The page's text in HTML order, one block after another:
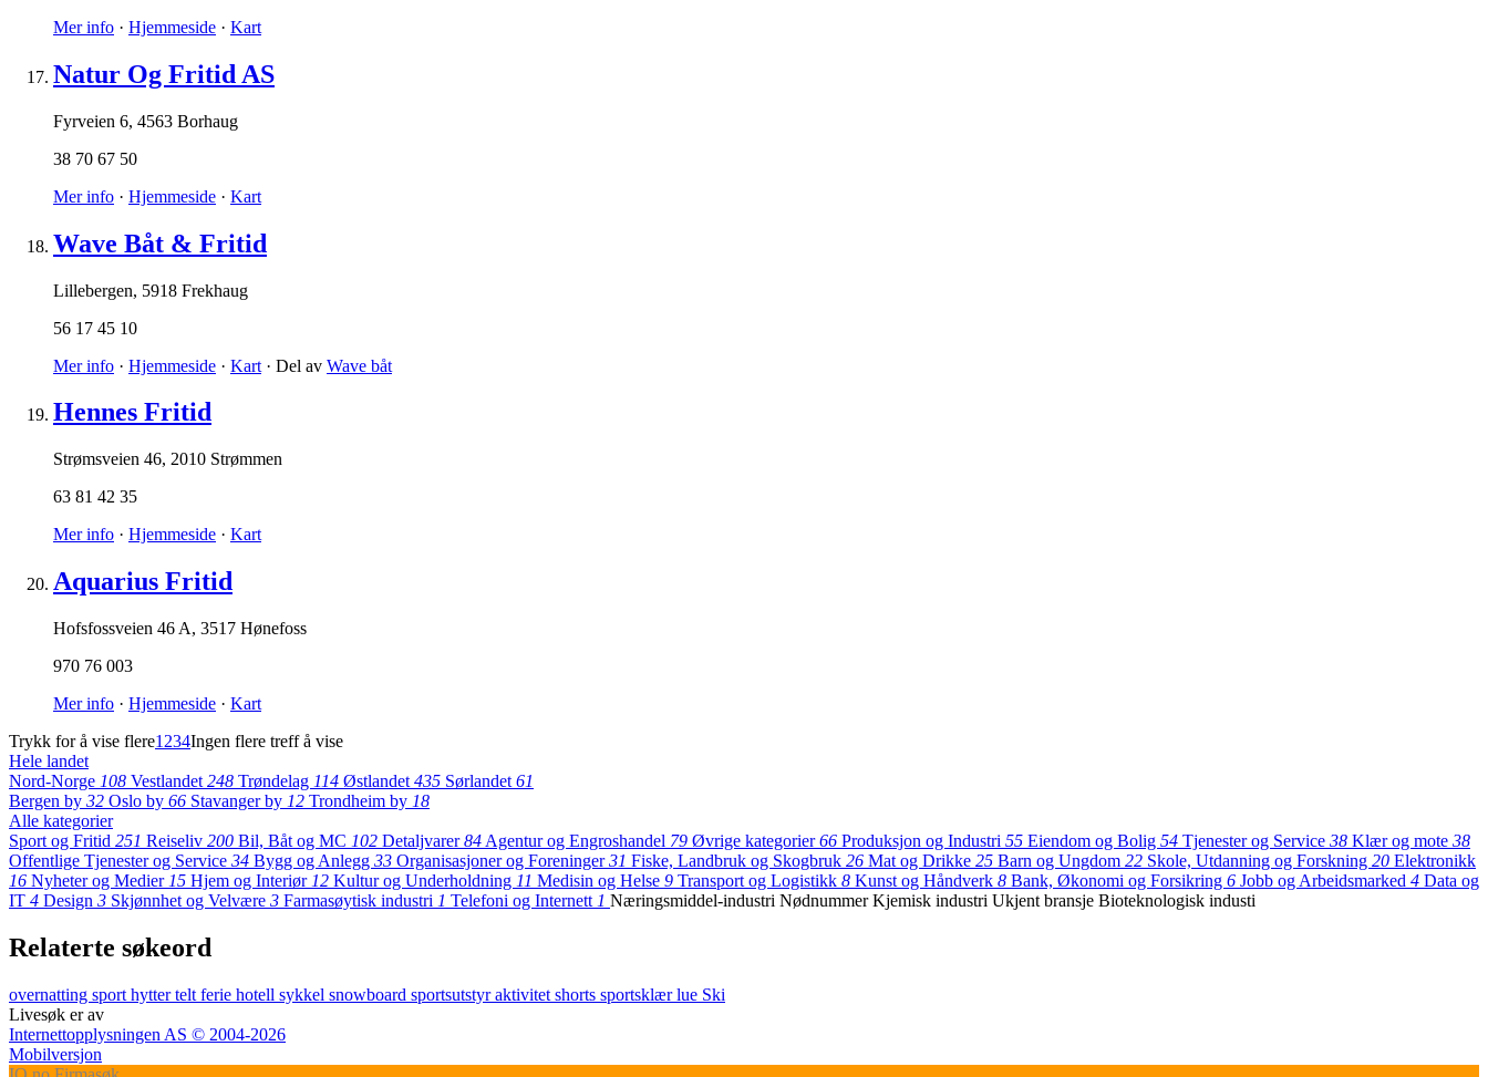
Mer info · Hjemmeside · Kart
Natur Og Fritid AS
Fyrveien 6, 4563 Borhaug
38 70 67 50
Mer info · Hjemmeside · Kart
Wave Båt & Fritid
Lillebergen, 5918 Frekhaug
56 17 45 10
Mer info · Hjemmeside · Kart · Del av Wave båt
Hennes Fritid
Strømsveien 46, 2010 Strømmen
63 81 42 35
Mer info · Hjemmeside · Kart
Aquarius Fritid
Hofsfossveien 46 A, 3517 Hønefoss
970 76 003
Mer info · Hjemmeside · Kart
Trykk for å vise flere1 234Ingen flere treff å vise
Hele landet
Nord-Norge 108 Vestlandet 248 Trøndelag 114 Østlandet 435 Sørlandet 61
Bergen by 32 Oslo by 66 Stavanger by 12 Trondheim by 18
Alle kategorier
Sport og Fritid 251 Reiseliv 200 Bil, Båt og MC 102 Detaljvarer84 Agentur og Engroshandel 79 Øvrige kategorier66 Produksjon og Industri 55 Eiendom og Bolig 54 Tjenester og Service 38 Klær og mote 38
Offentlige Tjenester og Service 34 Bygg og Anlegg 33 Organisasjoner og Foreninger31 Fiske, Landbruk og Skogbruk 26 Mat og Drikke 25 Barn og Ungdom 22 Skole, Utdanning og Forskning 20 Elektronikk
16 Nyheter og Medier 15 Hjem og Interiør 12 Kultur og Underholdning 11 Medisin og Helse 9 Transport og Logistikk 8 Kunst og Håndverk 8 Bank, Økonomi og Forsikring 6 Jobb og Arbeidsmarked 4 Data og
IT 4 Design 3 Skjønnhet og Velvære 3 Farmasøytisk industri 1 Telefoni og Internett 1 Næringsmiddel-industri NødnummerKjemisk industri Ukjent bransje Bioteknologisk industi
Relaterte søkeord
overnatting sport hyttertelt ferie hotell sykkel snowboard sportsutstyraktivitet shorts sportsklærlue Ski
Livesøk er av
Internettopplysningen AS © 2004-2026
Mobilversjon